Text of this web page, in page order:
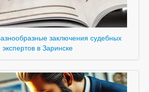
заключения судебных
экспертов в Заринске